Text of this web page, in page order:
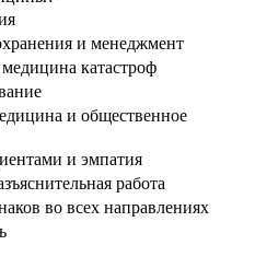
и менеджмент
катастроф
и общественное
и эмпатия
работа
во всех направлениях